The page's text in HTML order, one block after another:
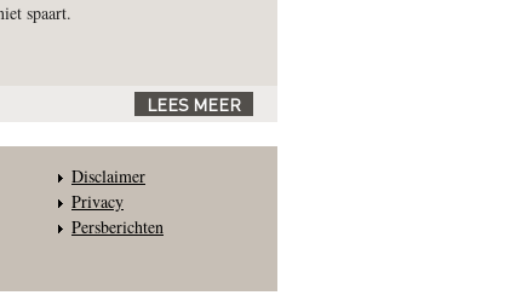
spaart.
LEES MEER
Disclaimer
Privacy
Persberichten